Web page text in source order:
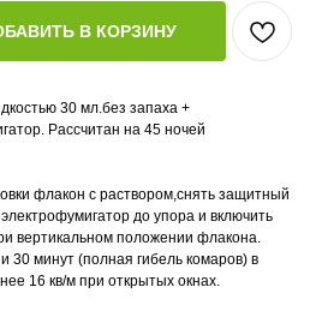
В КОРЗИНУ
30 мл.без запаха +
Рассчитан на 45 ночей
флакон с раствором,снять защитный
до упора и включить
вертикальном положении флакона.
30 минут (полная гибель комаров) в
16 кв/м при открытых окнах.